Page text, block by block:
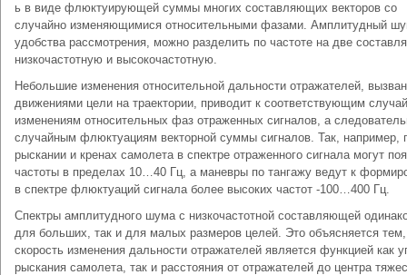
ь в виде флюктуирующей суммы многих составляющих векторов со
случайно изменяющимися относительными фазами. Амплитудный
удобства рассмотрения, можно разделить по частоте на две
низкочастотную и высокочастотную.
Небольшие изменения относительной дальности отражателей,
движениями цели на траектории, приводит к соответствующим
изменениям относительных фаз отраженных сигналов, а
случайным флюктуациям векторной суммы сигналов. Так, например,
рыскании и кренах самолета в спектре отраженного сигнала могут
частоты в пределах 10…40 Гц, а маневры по тангажу ведут к
в спектре флюктуаций сигнала более высоких частот -100…400 Гц.
Спектры амплитудного шума с низкочастотной составляющей
для больших, так и для малых размеров целей. Это объясняется тем,
скорость изменения дальности отражателей является функцией как
рыскания самолета, так и расстояния от отражателей до центра